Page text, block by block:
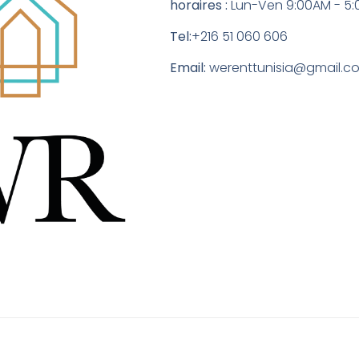
horaires : Lun-Ven 9:00AM -
Tel:+216 51 060 606
Email: